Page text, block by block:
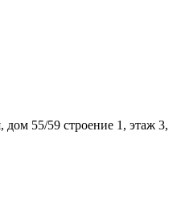
дом 55/59 строение 1, этаж 3,